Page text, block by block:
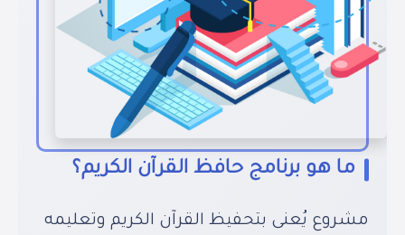
ما هو برنامج حافظ القرآن الكريم؟
مشروع يُعنى بتحفيظ القرآن الكريم وتعليمه